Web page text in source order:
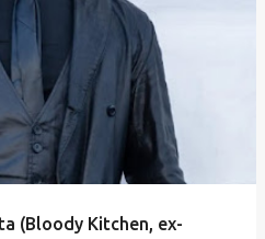
(Bloody Kitchen, ex-